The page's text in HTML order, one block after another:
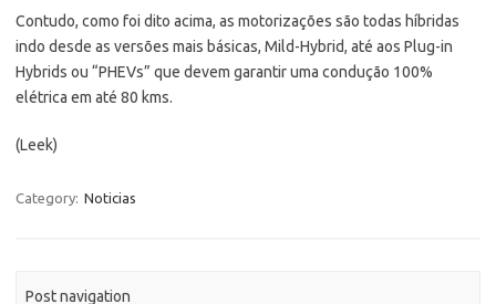
Contudo, como foi dito acima, as motorizações são todas híbridas
indo desde as versões mais básicas, Mild-Hybrid, até aos Plug-in
Hybrids ou “PHEVs” que devem garantir uma condução 100%
elétrica em até 80 kms.
(Leek)
Category: Noticias
Post navigation